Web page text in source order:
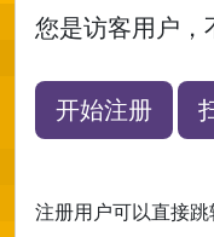
您是访客用户，
开始注册
注册用户可以直接跳